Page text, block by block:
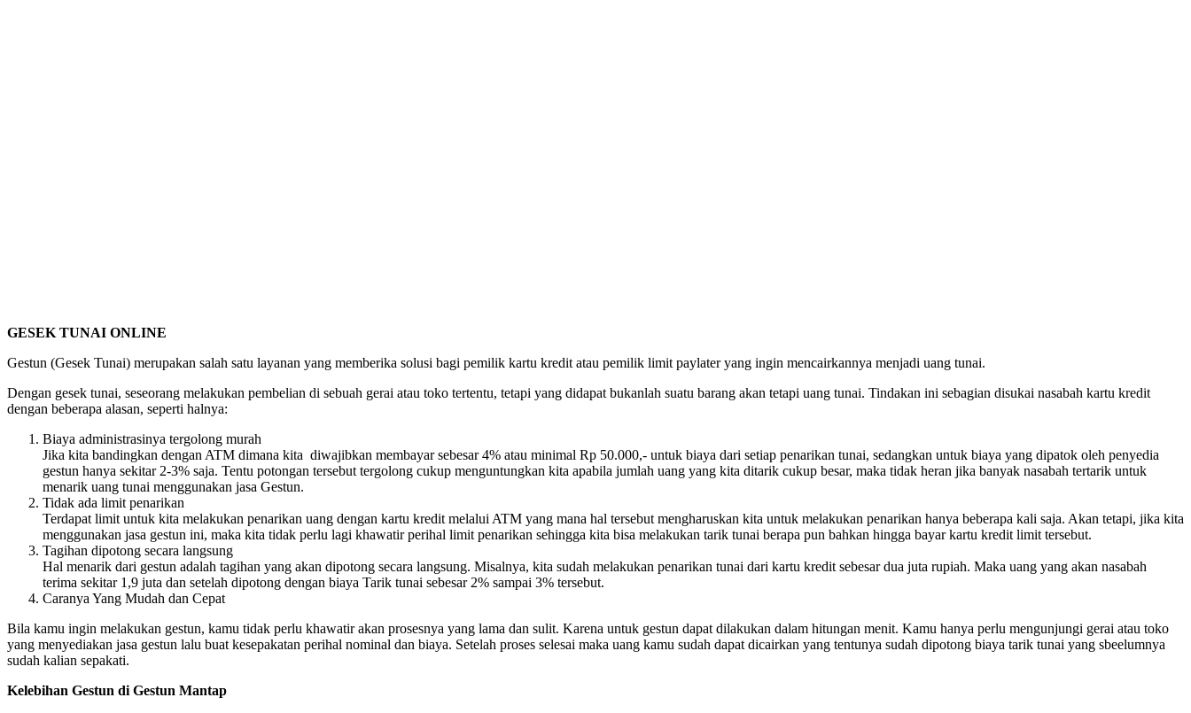
GESEK TUNAI ONLINE
Gestun (Gesek Tunai) merupakan salah satu layanan yang memberika solusi bagi pemilik kartu kredit atau pemilik limit paylater yang ingin mencairkannya menjadi uang tunai.
Dengan gesek tunai, seseorang melakukan pembelian di sebuah gerai atau toko tertentu, tetapi yang didapat bukanlah suatu barang akan tetapi uang tunai. Tindakan ini sebagian disukai nasabah kartu kredit
dengan beberapa alasan, seperti halnya:
Biaya administrasinya tergolong murah
Jika kita bandingkan dengan ATM dimana kita diwajibkan membayar sebesar 4% atau minimal Rp 50.000,- untuk biaya dari setiap penarikan tunai, sedangkan untuk biaya yang dipatok oleh penyedia
gestun hanya sekitar 2-3% saja. Tentu potongan tersebut tergolong cukup menguntungkan kita apabila jumlah uang yang kita ditarik cukup besar, maka tidak heran jika banyak nasabah tertarik untuk
menarik uang tunai menggunakan jasa Gestun.
Tidak ada limit penarikan
Terdapat limit untuk kita melakukan penarikan uang dengan kartu kredit melalui ATM yang mana hal tersebut mengharuskan kita untuk melakukan penarikan hanya beberapa kali saja. Akan tetapi, jika kita
menggunakan jasa gestun ini, maka kita tidak perlu lagi khawatir perihal limit penarikan sehingga kita bisa melakukan tarik tunai berapa pun bahkan hingga bayar kartu kredit limit tersebut.
Tagihan dipotong secara langsung
Hal menarik dari gestun adalah tagihan yang akan dipotong secara langsung. Misalnya, kita sudah melakukan penarikan tunai dari kartu kredit sebesar dua juta rupiah. Maka uang yang akan nasabah
terima sekitar 1,9 juta dan setelah dipotong dengan biaya Tarik tunai sebesar 2% sampai 3% tersebut.
Caranya Yang Mudah dan Cepat
Bila kamu ingin melakukan gestun, kamu tidak perlu khawatir akan prosesnya yang lama dan sulit. Karena untuk gestun dapat dilakukan dalam hitungan menit. Kamu hanya perlu mengunjungi gerai atau toko
yang menyediakan jasa gestun lalu buat kesepakatan perihal nominal dan biaya. Setelah proses selesai maka uang kamu sudah dapat dicairkan yang tentunya sudah dipotong biaya tarik tunai yang sbeelumnya
sudah kalian sepakati.
Kelebihan Gestun di Gestun Mantap